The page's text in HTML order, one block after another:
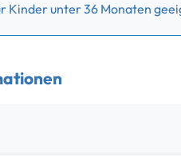
Kinder unter 36 Monaten